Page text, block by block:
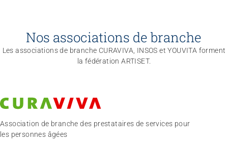
Nos associations de branche
Les associations de branche CURAVIVA, INSOS et YOUVITA forment
la fédération ARTISET.
Association de branche des prestataires de services pour
les personnes âgées